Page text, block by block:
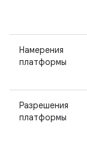
Намерения
платформы
Разрешения
платформы